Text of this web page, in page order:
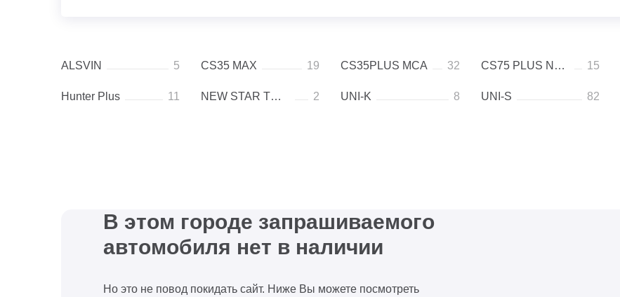
ALSVIN 5 CS35 MAX 19 CS35PLUS MCA 32 CS75 PLUS NEW 15
Hunter Plus 11 NEW STAR TRUCK 2 UNI-K 8 UNI-S 82
В этом городе запрашиваемого
автомобиля нет в наличии
Но это не повод покидать сайт. Ниже Вы можете посмотреть